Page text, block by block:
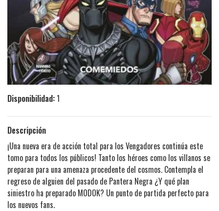
Disponibilidad:1
Descripción
¡Una nueva era de acción total para los Vengadores continúa este
tomo para todos los públicos! Tanto los héroes como los villanos se
preparan para una amenaza procedente del cosmos. Contempla el
regreso de alguien del pasado de Pantera Negra ¿Y qué plan
siniestro ha preparado MODOK? Un punto de partida perfecto para
los nuevos fans.